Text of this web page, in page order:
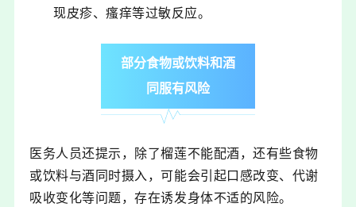
现皮疹、瘙痒等过敏反应。
部分食物或饮料和酒
同服有风险
医务人员还提示，除了榴莲不能配酒，还有些食物
或饮料与酒同时摄入，可能会引起口感改变、代谢
吸收变化等问题，存在诱发身体不适的风险。